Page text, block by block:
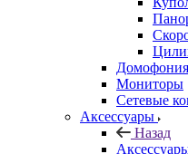
Домофония
Мониторы
Сетевые
Аксессуары
Назад